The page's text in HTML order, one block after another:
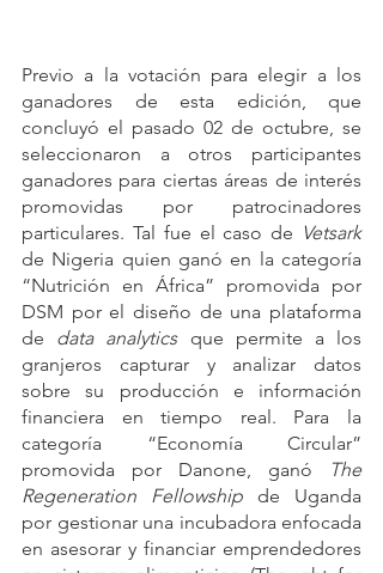
Previo a la votación para elegir a los
ganadores de esta edición, que
concluyó el pasado 02 de octubre, se
seleccionaron a otros participantes
ganadores para ciertas áreas de interés
promovidas por patrocinadores
particulares. Tal fue el caso de
Vetsark
de Nigeria quien ganó en la categoría
“Nutrición en África” promovida por
DSM por el diseño de una plataforma
de data analytics que permite a los
granjeros capturar y analizar datos
sobre su producción e información
financiera en tiempo real. Para la
categoría “Economía Circular”
promovida por Danone, ganó
The
Regeneration Fellowship de Uganda
por gestionar una incubadora enfocada
en asesorar y financiar emprendedores